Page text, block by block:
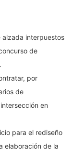
alzada interpuestos
de
por
de
en
para el rediseño
elaboración de la